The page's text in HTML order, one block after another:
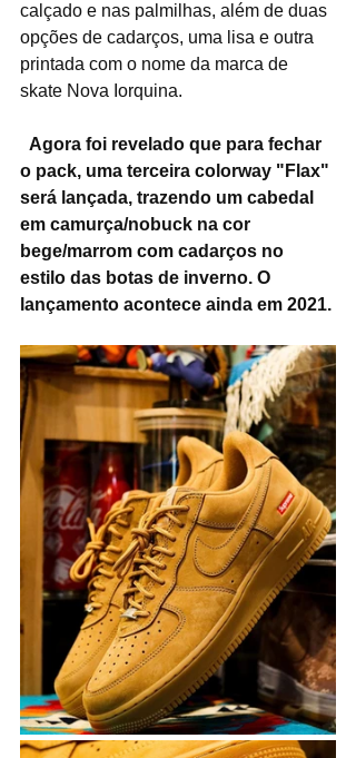
calçado e nas palmilhas, além de duas
opções de cadarços, uma lisa e outra
printada com o nome da marca de
skate Nova Iorquina.
Agora foi revelado que para fechar
o pack, uma terceira colorway "Flax"
será lançada, trazendo um cabedal
em camurça/nobuck na cor
bege/marrom com cadarços no
estilo das botas de inverno. O
lançamento acontece ainda em 2021.